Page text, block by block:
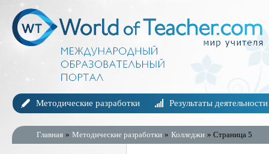
Методические разработки Результаты деятельности
Главная » Методические разработки » Колледжи » Страница 5